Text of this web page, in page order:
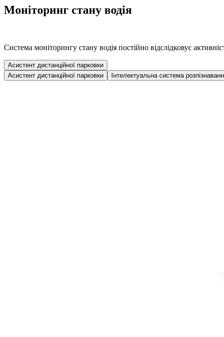
Моніторинг стану водія
Система моніторингу стану водія постійно відслідковує
Асистент дистанційної парковки
Асистент дистанційної парковки
Інтелектуальна система